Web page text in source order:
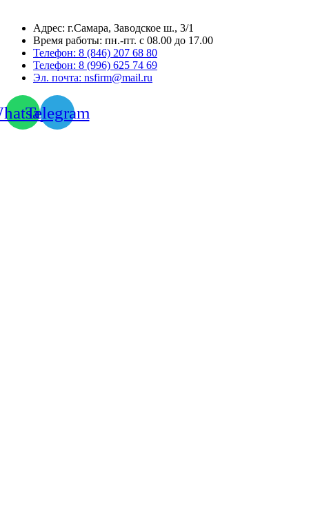
Адрес: г.Самара, Заводское ш., 3/1
Время работы: пн.-пт. с 08.00 до 17.00
Телефон: 8 (846) 207 68 80
Телефон: 8 (996) 625 74 69
Эл. почта: nsfirm@mail.ru
Telegram